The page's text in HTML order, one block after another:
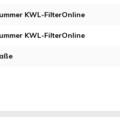
KWL-FilterOnline
KWL-FilterOnline